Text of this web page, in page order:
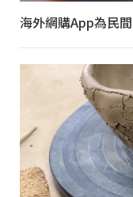
海外網購App為民